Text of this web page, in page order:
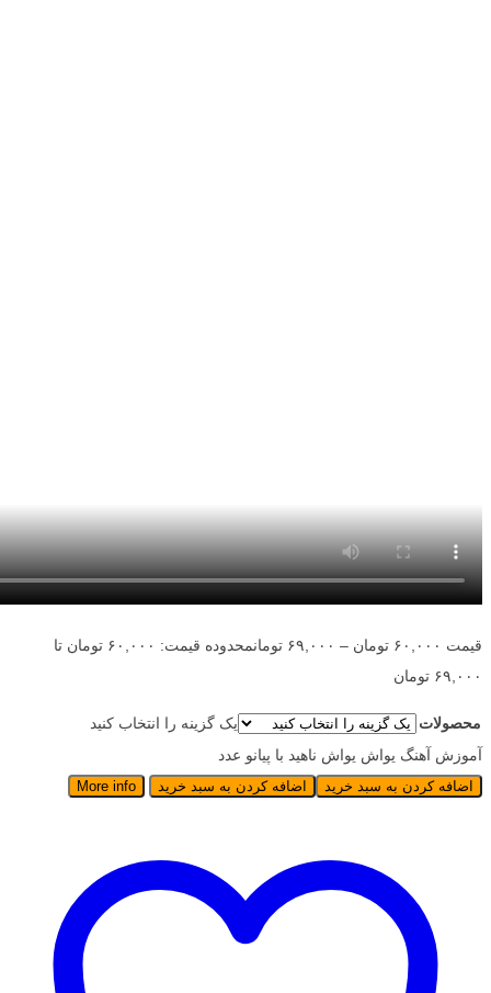
قیمت ۶۰,۰۰۰ تومان – ۶۹,۰۰۰ تومان
محدوده قیمت: ۶۰,۰۰۰ تومان تا
۶۹,۰۰۰ تومان
محصولات
یک گزینه را انتخاب کنید
آموزش آهنگ یواش یواش ناهید با پیانو عدد
اضافه کردن به سبد خرید اضافه کردن به سبد خرید More info